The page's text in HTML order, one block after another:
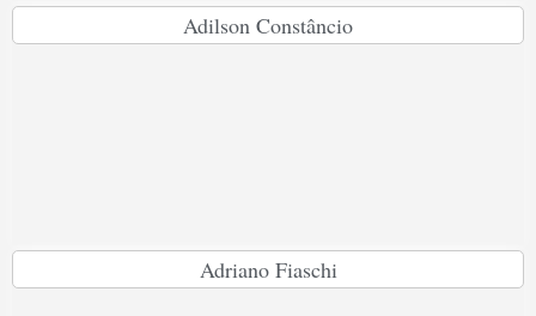
Adilson Constâncio
Adriano Fiaschi